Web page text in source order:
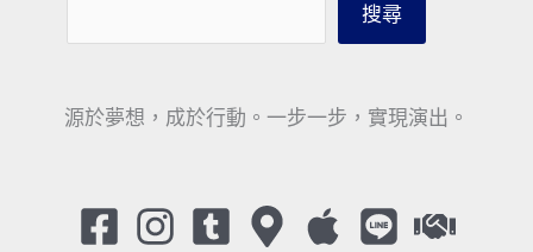
搜尋
源於夢想，成於行動。一步一步，實現演出。